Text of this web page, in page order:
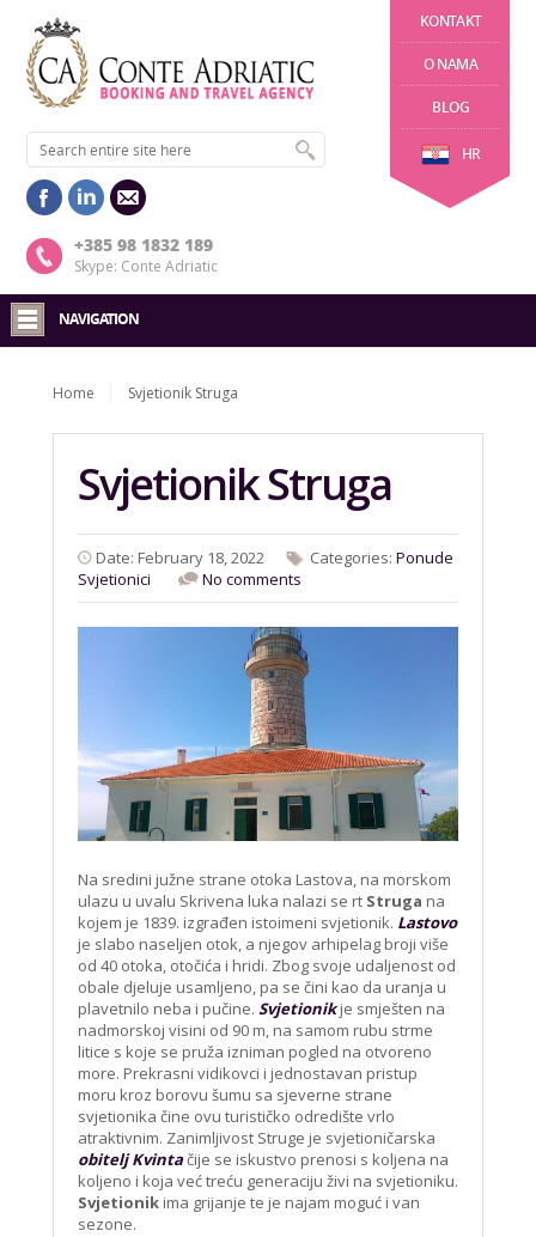
KONTAKT
O NAMA
BLOG
HR
+385 98 1832 189
Skype: Conte Adriatic
NAVIGATION
Home Svjetionik Struga
Svjetionik Struga
Date: February 18, 2022 Categories: Ponude
Svjetionici
No comments
Na sredini južne strane otoka Lastova, na morskom
ulazu u uvalu Skrivena luka nalazi se rt Struga na
kojem je 1839. izgrađen istoimeni svjetionik. Lastovo
je slabo naseljen otok, a njegov arhipelag broji više
od 40 otoka, otočića i hridi. Zbog svoje udaljenost od
obale djeluje usamljeno, pa se čini kao da uranja u
plavetnilo neba i pučine. Svjetionikje smješten na
nadmorskoj visini od 90 m, na samom rubu strme
litice s koje se pruža izniman pogled na otvoreno
more. Prekrasni vidikovci i jednostavan pristup
moru kroz borovu šumu sa sjeverne strane
svjetionika čine ovu turističko odredište vrlo
atraktivnim. Zanimljivost Struge je svjetioničarska
obitelj Kvintačije se iskustvo prenosi s koljena na
koljeno i koja već treću generaciju živi na svjetioniku.
Svjetionik ima grijanje te je najam moguć i van
sezone.